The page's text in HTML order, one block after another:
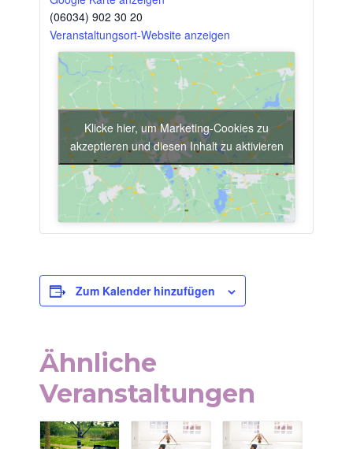
(06034) 902 30 20
Veranstaltungsort-Website anzeigen
Klicke hier, um Marketing-Cookies zu
akzeptieren und diesen Inhalt zu aktivieren
Zum Kalender hinzufügen
Ähnliche
Veranstaltungen